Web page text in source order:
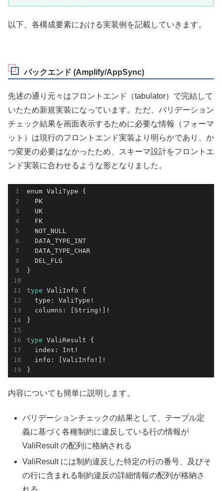
以下、各構成要素における実装例を記載していきます。
バックエンド (Amplify/AppSync)
先述の通り元々はフロントエンド（tabulator）で完結して
いたため新規実装になっています。ただ、バリデーション
チェック結果を画面表示するために必要な情報（フォーマ
ット）は現行のフロントエンド実装より明らかであり、か
つ変更の必要はなかったため、スキーマ設計をフロントエ
ンド実装に合わせるような形となりました。
enum ValiType {
PK
UK
FK
NOT_NULL
DATA_TYPE_INT
DATA_TYPE_CHAR
DEL_FLG
type ValiInfo {
type: ValiType!
columns: [String!]!
type ValiResult {
index: Int!
info: [ValiInfo!]!
}
内容についても簡単に説明します。
バリデーションチェックの結果として、テーブル定
義に基づく各種制約に違反している行の情報が
ValiResult の配列に格納される
ValiResult には制約違反した特定の行の番号、及びそ
の行に含まれる制約違反の詳細情報の配列が格納さ
れる